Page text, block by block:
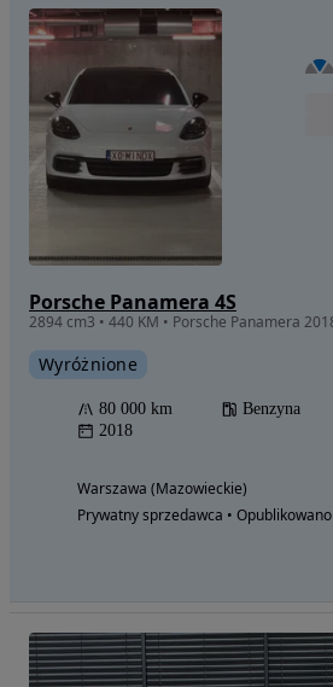
Porsche Panamera 4S
Wyróżnione
80 000 km Benzyna
2018
Warszawa (Mazowieckie)
Prywatny sprzedawca • Opublikowano